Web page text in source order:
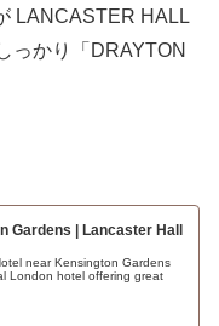
LANCASTER HALL
っかり「DRAYTON
Gardens | Lancaster Hall
near Kensington Gardens
London hotel offering great